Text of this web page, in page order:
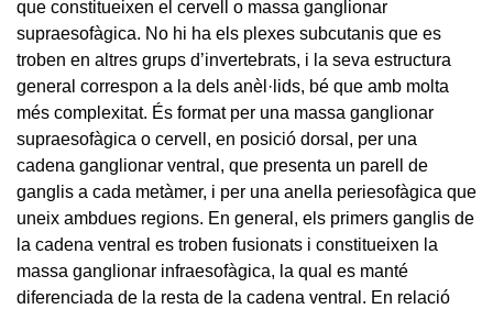
que constitueixen el cervell o massa ganglionar
supraesofàgica. No hi ha els plexes subcutanis que es
troben en altres grups d’invertebrats, i la seva estructura
general correspon a la dels anèl·lids, bé que amb molta
més complexitat. És format per una massa ganglionar
supraesofàgica o cervell, en posició dorsal, per una
cadena ganglionar ventral, que presenta un parell de
ganglis a cada metàmer, i per una anella periesofàgica que
uneix ambdues regions. En general, els primers ganglis de
la cadena ventral es troben fusionats i constitueixen la
massa ganglionar infraesofàgica, la qual es manté
diferenciada de la resta de la cadena ventral. En relació